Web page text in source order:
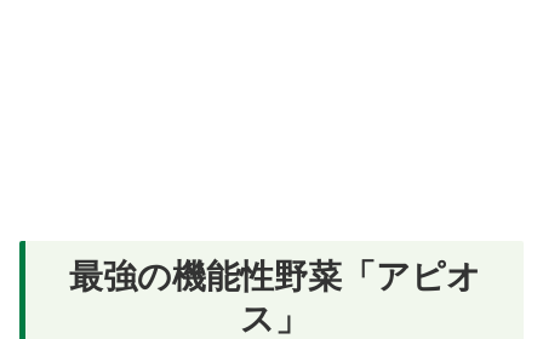
最強の機能性野菜「アピオ
ス」